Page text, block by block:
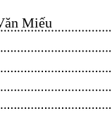
Miếu​​​​